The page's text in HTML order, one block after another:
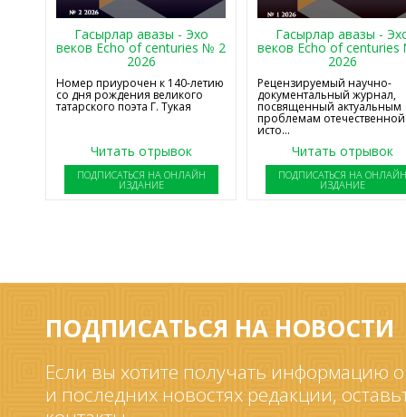
Гасырлар авазы - Эхо
веков Echo of centuries № 2
2026
Номер приурочен к 140-летию
со дня рождения великого
татарского поэта Г. Тукая
Читать отрывок
ПОДПИСАТЬСЯ НА ОНЛАЙН
ИЗДАНИЕ
Гасырлар авазы -
веков Echo of
2026
Рецензируемый научно-
документальный журнал,
посвященный актуальным
проблемам отечественной
исто...
Читать отрывок
ПОДПИСАТЬСЯ НА
ИЗДАНИЕ
ПОДПИСАТЬСЯ НА НОВОСТИ
Если вы хотите получать информацию
и последних новостях редакции,